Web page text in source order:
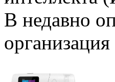
В недавно